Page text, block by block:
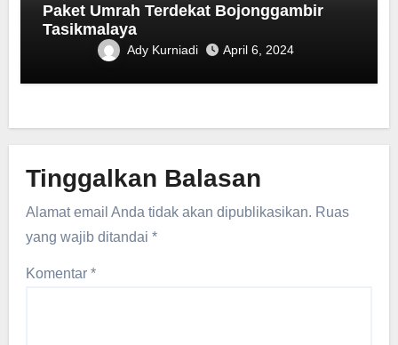
Paket Umrah Terdekat ‎Bojonggambir
Tasikmalaya
Ady Kurniadi April 6, 2024
Tinggalkan Balasan
Alamat email Anda tidak akan dipublikasikan. Ruas
yang wajib ditandai*
Komentar*